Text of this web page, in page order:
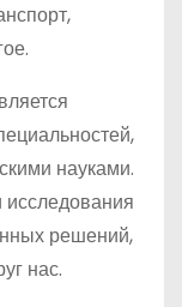
науками.
исследования
решений,
нас.